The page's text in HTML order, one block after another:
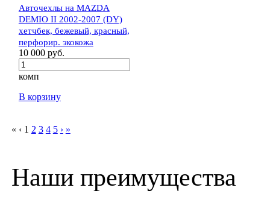
Авточехлы на MAZDA
DEMIO II 2002-2007 (DY)
хетчбек, бежевый, красный,
перфорир. экокожа
10 000 руб.
комп
В корзину
« ‹ 1 2 3 4 5 › »
Наши преимущества